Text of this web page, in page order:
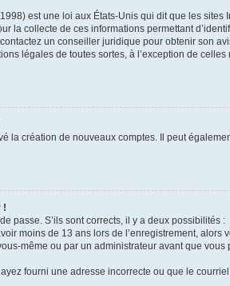
est une loi aux États-Unis qui dit que les sites
la collecte de ces informations permettant
un conseiller juridique pour obtenir son
légales de toutes sortes, à l’exception de
la création de nouveaux comptes. Il peut
!
passe. S’ils sont corrects, il y a deux possibilités :
moins de 13 ans lors de l’enregistrement,
même ou par un administrateur avant que
fourni une adresse incorrecte ou que le